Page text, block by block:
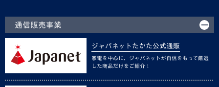
通信販売事業
ジャパネットたかた公式通販
家電を中心に、ジャパネットが自信をもって厳選
した商品だけをご紹介！